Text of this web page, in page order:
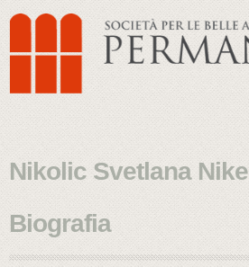
Nikolic Svetlana Nike
Biografia